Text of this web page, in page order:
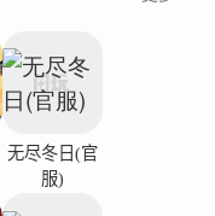
无尽冬日(官
服)